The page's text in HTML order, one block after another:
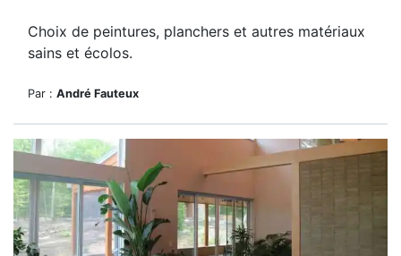
Choix de peintures, planchers et autres matériaux
sains et écolos.
Par : André Fauteux